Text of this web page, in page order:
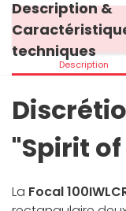
Description &
techniques
Description
"Spirit
La Focal